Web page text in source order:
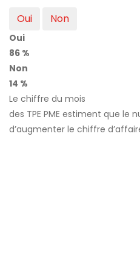
Oui Non
Oui
86 %
Non
14 %
Le chiffre du mois
des TPE PME estiment que le
d’augmenter le chiffre